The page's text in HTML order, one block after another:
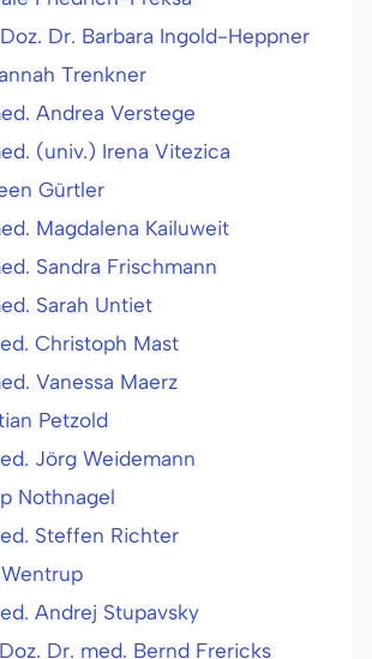
Dr. Barbara Ingold-Heppner
Trenkner
Andrea Verstege
(univ.) Irena Vitezica
Gürtler
Magdalena Kailuweit
Sandra Frischmann
Sarah Untiet
Christoph Mast
Vanessa Maerz
Petzold
Jörg Weidemann
Nothnagel
Steffen Richter
Andrej Stupavsky
Dr. med. Bernd Frericks